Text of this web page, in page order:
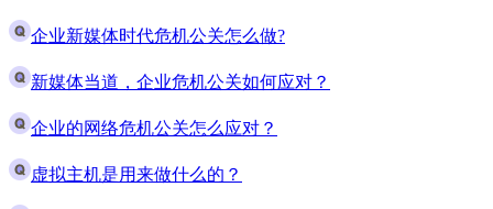
企业新媒体时代危机公关怎么做?
新媒体当道，企业危机公关如何应对？
企业的网络危机公关怎么应对？
虚拟主机是用来做什么的？